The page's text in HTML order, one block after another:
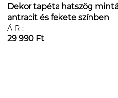
Dekor tapéta hatszög
antracit és fekete színben
ÁR:
29 990 Ft